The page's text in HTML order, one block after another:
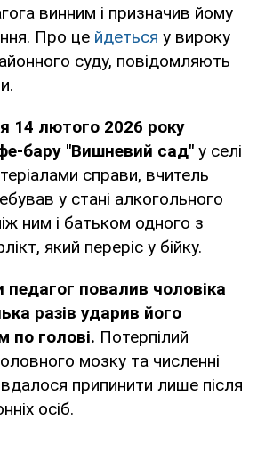
винним і призначив йому
Про це йдеться у вироку
суду, повідомляють
14 лютого 2026 року
бару "Вишневий сад" у селі
справи, вчитель
у стані алкогольного
ним і батьком одного з
який переріс у бійку.
педагог повалив чоловіка
разів ударив його
по голові. Потерпілий
мозку та численні
припинити лише після
осіб.